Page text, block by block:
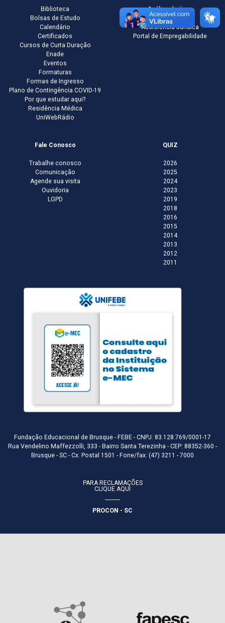
Biblioteca
Bolsas de Estudo
Calendário
Certificados
Cursos de Curta Duração
Enade
Eventos
Formaturas
Formas de Ingresso
Plano de Contingência COVID-19
Por que estudar aqui?
Residência Médica
UniWebRádio
Análise de água
Editora
Assistência Jurídica
Portal de Empregabilidade
Fale Conosco
Trabalhe conosco
Comunicação
Agende sua visita
Ouvidoria
LGPD
QUIZ
2026
2025
2024
2023
2019
2018
2016
2015
2014
2013
2012
2011
Fundação Educacional de Brusque - FEBE - CNPJ: 83.128.769/0001-17
Rua Vendelino Maffezzolli, 333 - Bairro Santa Terezinha - CEP: 88352-360 -
Brusque - SC - Cx. Postal 1501 - Fone/fax: (47) 3211 - 7000
PARA RECLAMAÇÕES
CLIQUE AQUI
PROCON - SC